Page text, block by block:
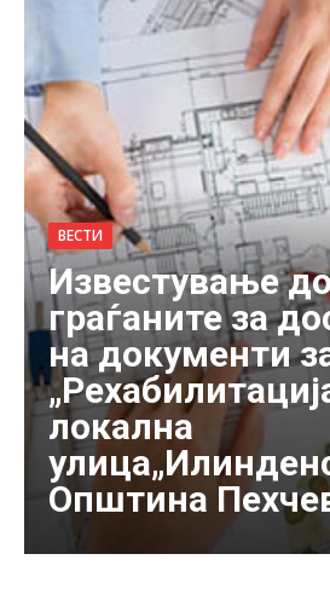
ВЕСТИ
Известување
граѓаните за
на документи
локална
Општина